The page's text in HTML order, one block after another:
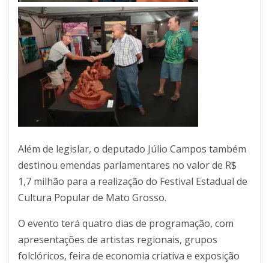
Além de legislar, o deputado Júlio Campos também
destinou emendas parlamentares no valor de R$
1,7 milhão para a realização do Festival Estadual de
Cultura Popular de Mato Grosso.
O evento terá quatro dias de programação, com
apresentações de artistas regionais, grupos
folclóricos, feira de economia criativa e exposição